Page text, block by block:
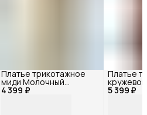
4 399 ₽
Платье трикотажное
миди Молочный
72405БФ_44 5 399 ₽
Платье